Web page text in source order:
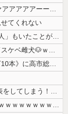
【速報】影山優佳（25）、『爆弾発言』キタァアアアアアーーーーー！！
てくれない
【悲報】ワイのせいで会社を辞めた新人が「3人」もいたことが発覚ｗｗｗｗ...
【朗報】パウ・パトロールのスカイとか言うドスケベ雌犬🐶ｗｗｗｗｗｗｗ...
【悲報】高木美帆の国民栄誉賞受賞副賞《包丁10本》に高市総理の名前も刻...
【速報】 『有吉の夏休み』、とんでもない発表をしてしまう！！！！！
【画像】 北海道の1500万の中古物件、レベチｗｗｗｗｗｗｗｗｗｗｗｗ...